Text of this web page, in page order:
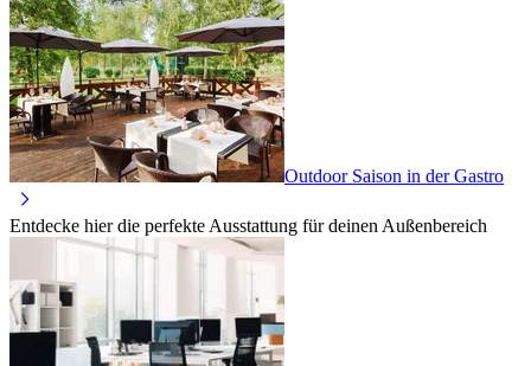
Outdoor Saison in der Gastro
Entdecke hier die perfekte Ausstattung für deinen Außenbereich